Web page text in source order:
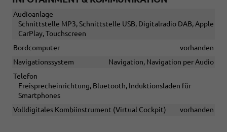
Audioanlage
Schnittstelle MP3, Schnittstelle USB, Digitalradio DAB, Apple
CarPlay, Touchscreen
Bordcomputer
vorhanden
Navigationssystem
Navigation, Navigation per Audio
Telefon
Freisprecheinrichtung, Bluetooth, Induktionsladen für
Smartphones
Volldigitales Kombiinstrument (Virtual Cockpit)
vorhanden